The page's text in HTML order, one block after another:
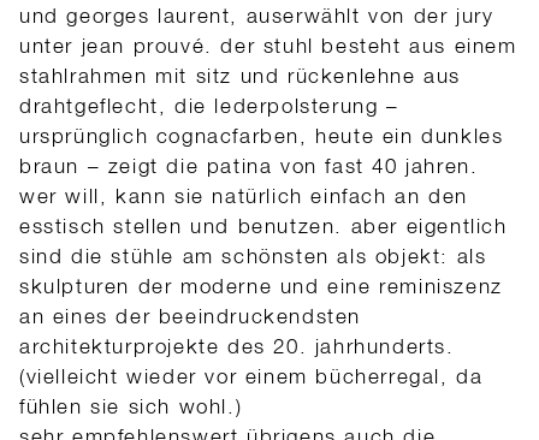
und georges laurent, auserwählt von der jury
unter jean prouvé. der stuhl besteht aus einem
stahlrahmen mit sitz und rückenlehne aus
drahtgeflecht, die lederpolsterung –
ursprünglich cognacfarben, heute ein dunkles
braun – zeigt die patina von fast 40 jahren.
wer will, kann sie natürlich einfach an den
esstisch stellen und benutzen. aber eigentlich
sind die stühle am schönsten als objekt: als
skulpturen der moderne und eine reminiszenz
an eines der beeindruckendsten
architekturprojekte des 20. jahrhunderts.
(vielleicht wieder vor einem bücherregal, da
fühlen sie sich wohl.)